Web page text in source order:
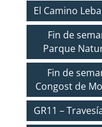
El Camino
Fin de
Parque
Fin de
Congost de
GR11 –